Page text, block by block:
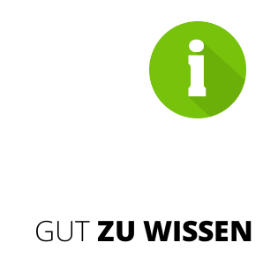
GUT ZU WISSEN